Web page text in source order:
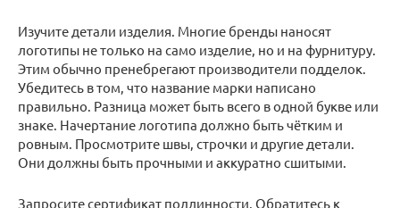
Изучите детали изделия. Многие бренды наносят
логотипы не только на само изделие, но и на фурнитуру.
Этим обычно пренебрегают производители подделок.
Убедитесь в том, что название марки написано
правильно. Разница может быть всего в одной букве или
знаке. Начертание логотипа должно быть чётким и
ровным. Просмотрите швы, строчки и другие детали.
Они должны быть прочными и аккуратно сшитыми.
Запросите сертификат подлинности. Обратитесь к